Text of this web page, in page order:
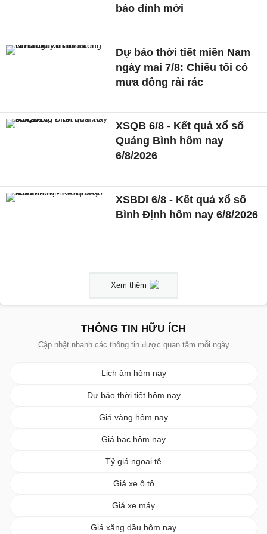
báo đỉnh mới
Dự báo thời tiết miền Nam
ngày mai 7/8: Chiều tối có
mưa dông rải rác
XSQB 6/8 - Kết quả xổ số
Quảng Bình hôm nay
6/8/2026
XSBDI 6/8 - Kết quả xổ số
Bình Định hôm nay 6/8/2026
Xem thêm
THÔNG TIN HỮU ÍCH
Cập nhật nhanh các thông tin được quan tâm mỗi ngày
Lịch âm hôm nay
Dự báo thời tiết hôm nay
Giá vàng hôm nay
Giá bạc hôm nay
Tỷ giá ngoại tệ
Giá xe ô tô
Giá xe máy
Giá xăng dầu hôm nay